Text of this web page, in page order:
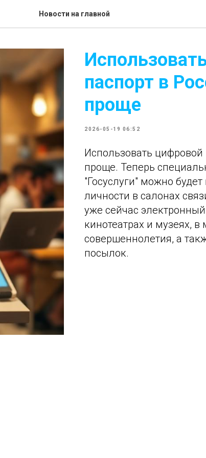
Новости на главной
паспорт в
проще
2026-05-19 06:52
Использовать цифровой
проще. Теперь
"Госуслуги" можно
личности в салонах
уже сейчас
кинотеатрах и музеях,
совершеннолетия, а
посылок.